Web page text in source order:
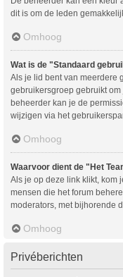
dit is om de leden
Omhoog
Wat is de "Standaard
Als je lid bent van meerdere
gebruikersgroep gebruikt
beheerder kan je de
wijzigen via het
Omhoog
Waarvoor dient de "Het
Als je op deze link klikt, kom
mensen die het forum
moderators, met bijhorende
Omhoog
Privéberichten